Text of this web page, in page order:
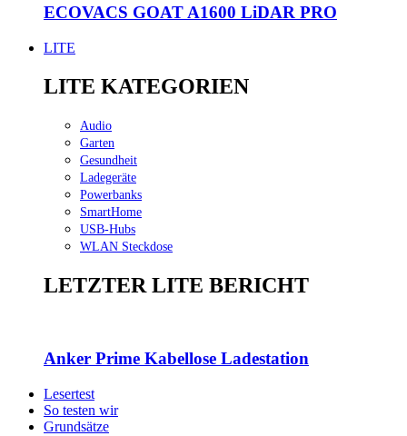
ECOVACS GOAT A1600 LiDAR PRO
LITE
LITE KATEGORIEN
Audio
Garten
Gesundheit
Ladegeräte
Powerbanks
SmartHome
USB-Hubs
WLAN Steckdose
LETZTER LITE BERICHT
Anker Prime Kabellose Ladestation
Lesertest
So testen wir
Grundsätze